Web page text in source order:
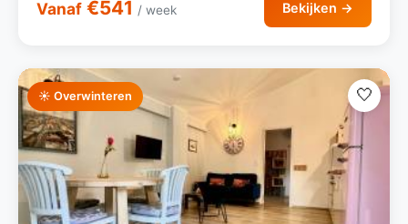
Vanaf €541 / week Bekijken →
☀️ Overwinteren 🤍